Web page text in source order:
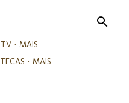
TV
MAIS…
MAIS…